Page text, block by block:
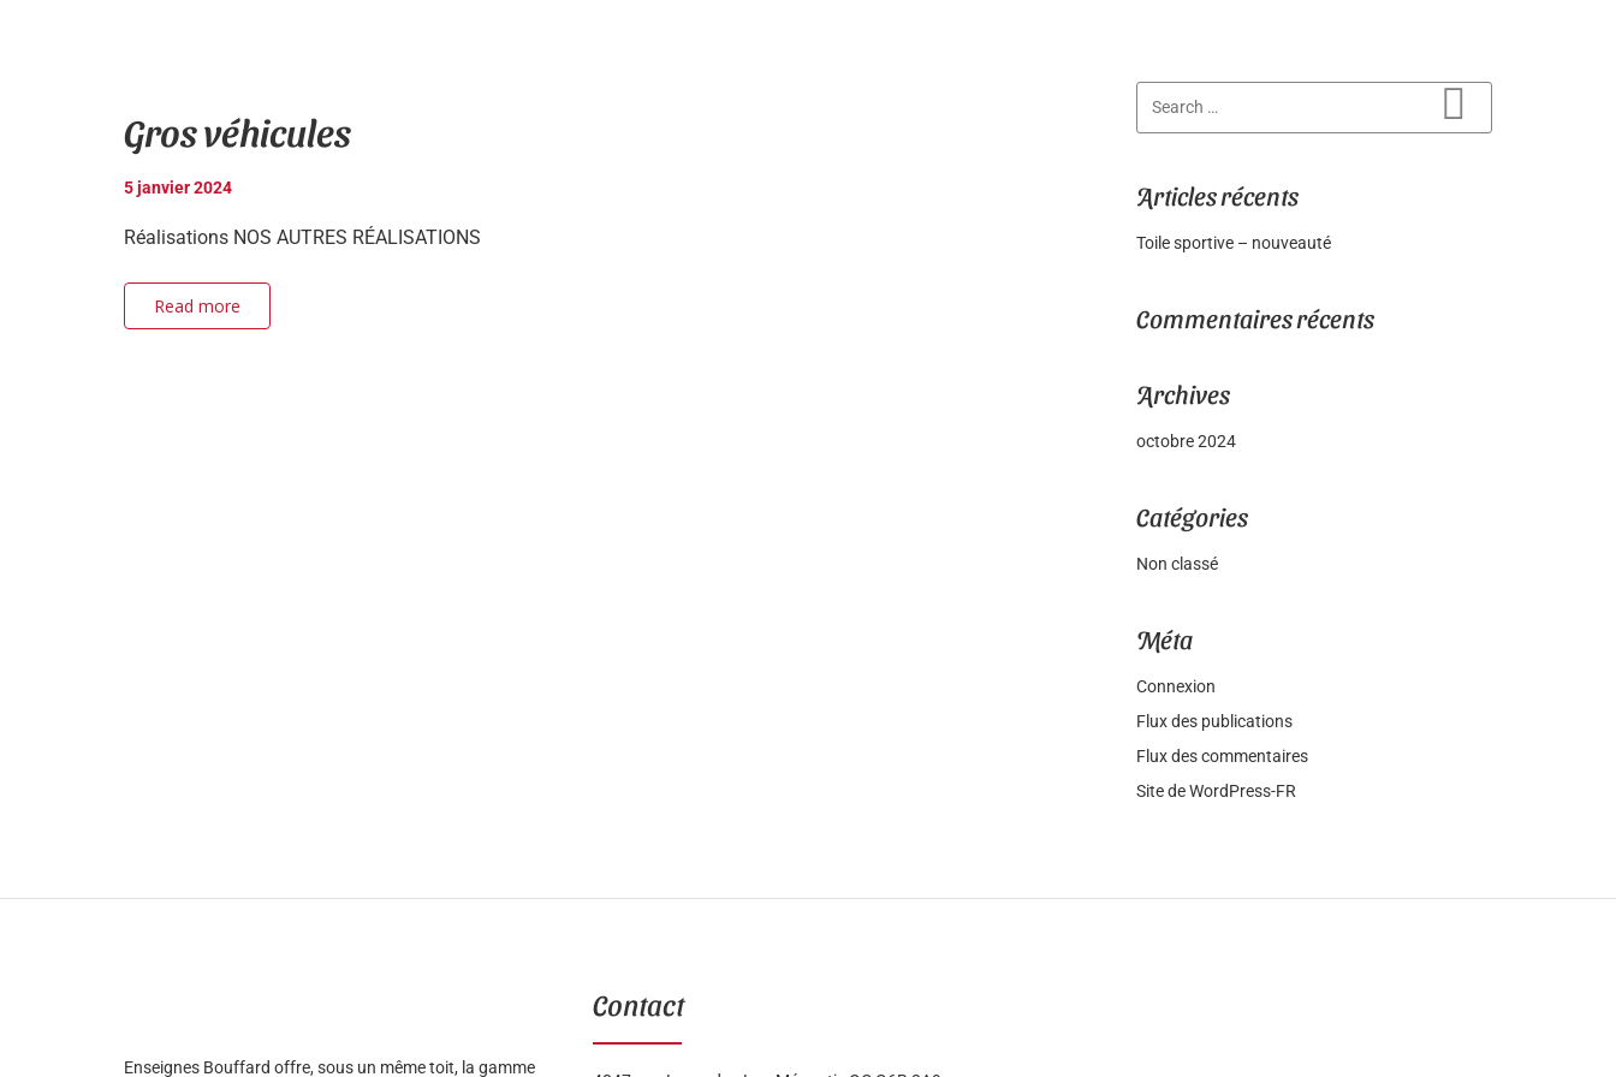
Gros véhicules
5 janvier 2024
Réalisations NOS AUTRES RÉALISATIONS
Read more
Search
Articles récents
Toile sportive – nouveauté
Commentaires récents
Archives
octobre 2024
Catégories
Non classé
Méta
Connexion
Flux des publications
Flux des commentaires
Site de WordPress-FR
Enseignes Bouffard offre, sous un même toit, la gamme
Contact